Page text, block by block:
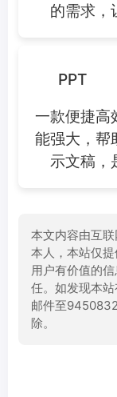
的需求，
PPT
一款便捷高
能强大，帮
示文稿，
本文内容由互
本人，本站仅
用户有价值的
任。如发现本
邮件至
除。